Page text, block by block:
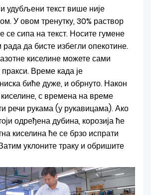
текст више није
У овом тренутку, 30% раствор
се сипа на текст. Носите гумене
рада да бисте избегли опекотине.
киселине можете сами
Време када је
биће дуже, и обрнуто. Након
с времена на време
речи рукама (у рукавицама). Ако
одређена дубина, корозија ће
киселина ће се брзо испрати
уклоните траку и обришите